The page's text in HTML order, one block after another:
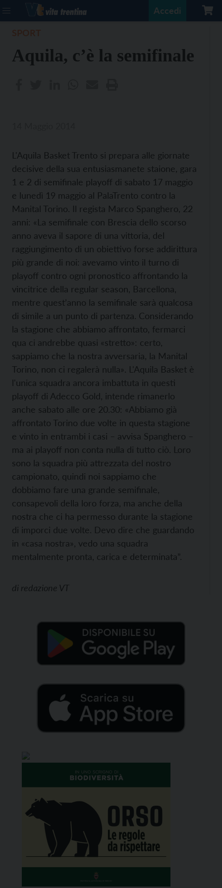
Accedi
Aquila, c’è la semifinale
L'Aquila Basket Trento si prepara alle giornate
decisive della sua entusiasmanete staione, gara
1 e 2 di semifinale playoff di sabato 17 maggio
e lunedì 19 maggio al PalaTrento contro la
Manital Torino. Il regista Marco Spanghero, 22
anni: «La semifinale con Brescia dello scorso
anno aveva il sapore di una vittoria, del
raggiungimento di un obiettivo forse addirittura
più grande di noi: avevamo vinto il turno di
playoff contro ogni pronostico affrontando la
vincitrice della regular season, Barcellona,
mentre quest’anno la semifinale sarà qualcosa
di simile a un punto di partenza. Considerando
la stagione che abbiamo affrontato, fermarci
qua ci andrebbe quasi «stretto»: certo,
sappiamo che la nostra avversaria, la Manital
Torino, non ci regalerà nulla». L'Aquila Basket è
l'unica squadra ancora imbattuta in questi
playoff di Adecco Gold, intende rimanerlo
anche sabato alle ore 20.30: «Abbiamo già
affrontato Torino due volte in questa stagione
e vinto in entrambi i casi – avvisa Spanghero –
ma ai playoff non conta nulla di tutto ciò. Loro
sono la squadra più attrezzata del nostro
campionato, quindi noi sappiamo che
dobbiamo fare una grande semifinale,
consapevoli della loro forza, ma anche della
nostra che ci ha permesso durante la stagione
di imporci due volte. Devo dire che guardando
in «casa nostra», vedo una squadra
mentalmente pronta, carica e determinata”.
di redazione VT